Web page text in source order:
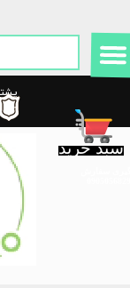
m
سبد خرید
حساب کاربری من
تغییر گذر واژه
سفارشات
خروج از حساب